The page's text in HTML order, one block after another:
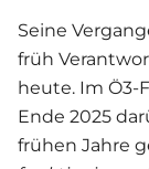
Seine
früh
heute. Im Ö3-
Ende 2025
frühen Jahre